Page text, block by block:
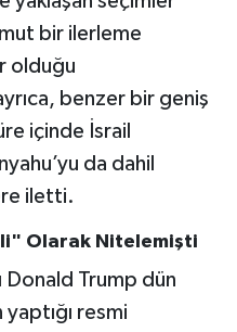
bir ilerleme
olduğu
benzer bir geniş
içinde İsrail
da dahil
iletti.
Olarak Nitelemişti
Donald Trump dün
resmi